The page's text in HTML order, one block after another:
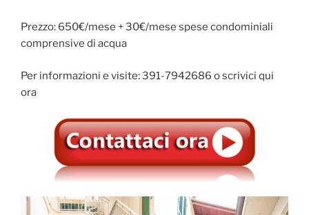
Prezzo: 650€/mese + 30€/mese spese condominiali
comprensive di acqua
Per informazioni e visite: 391-7942686 o scrivici qui
ora